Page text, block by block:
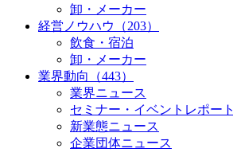
卸・メーカー
経営ノウハウ（203）
飲食・宿泊
卸・メーカー
業界動向（443）
業界ニュース
セミナー・イベントレポート
新業態ニュース
企業団体ニュース